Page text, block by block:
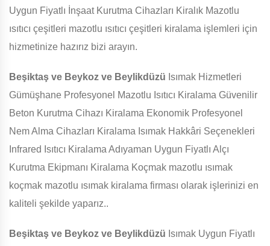
Uygun Fiyatlı İnşaat Kurutma Cihazları Kiralık Mazotlu
ısıtıcı çeşitleri mazotlu ısıtıcı çeşitleri kiralama işlemleri için
hizmetinize hazırız bizi arayın.
Beşiktaş ve Beykoz ve Beylikdüzü Isımak Hizmetleri
Gümüşhane Profesyonel Mazotlu Isıtıcı Kiralama Güvenilir
Beton Kurutma Cihazı Kiralama Ekonomik Profesyonel
Nem Alma Cihazları Kiralama Isımak Hakkâri Seçenekleri
Infrared Isıtıcı Kiralama Adıyaman Uygun Fiyatlı Alçı
Kurutma Ekipmanı Kiralama Koçmak mazotlu ısımak
koçmak mazotlu ısımak kiralama firması olarak işlerinizi en
kaliteli şekilde yaparız..
Beşiktaş ve Beykoz ve Beylikdüzü Isımak Uygun Fiyatlı